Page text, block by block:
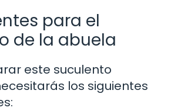
para el
de la abuela
este suculento
los siguientes